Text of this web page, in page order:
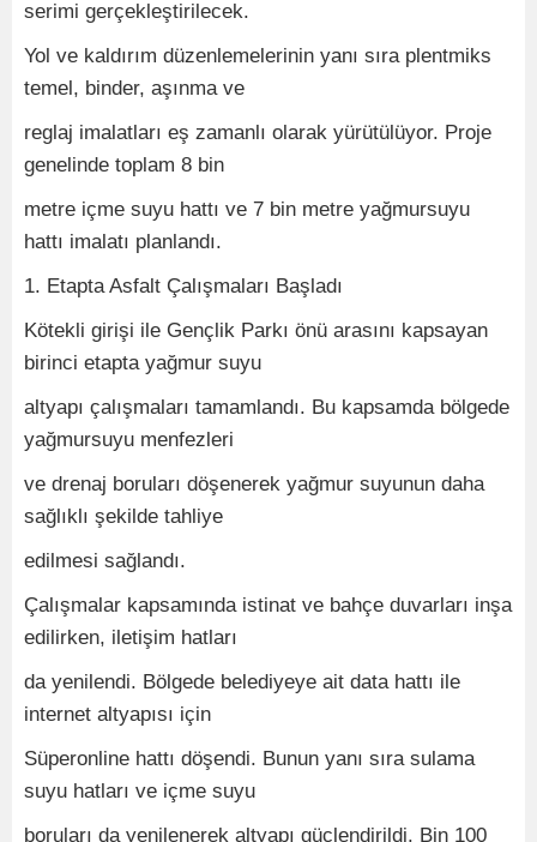
serimi gerçekleştirilecek.
Yol ve kaldırım düzenlemelerinin yanı sıra plentmiks
temel, binder, aşınma ve
reglaj imalatları eş zamanlı olarak yürütülüyor. Proje
genelinde toplam 8 bin
metre içme suyu hattı ve 7 bin metre yağmursuyu
hattı imalatı planlandı.
1. Etapta Asfalt Çalışmaları Başladı
Kötekli girişi ile Gençlik Parkı önü arasını kapsayan
birinci etapta yağmur suyu
altyapı çalışmaları tamamlandı. Bu kapsamda bölgede
yağmursuyu menfezleri
ve drenaj boruları döşenerek yağmur suyunun daha
sağlıklı şekilde tahliye
edilmesi sağlandı.
Çalışmalar kapsamında istinat ve bahçe duvarları inşa
edilirken, iletişim hatları
da yenilendi. Bölgede belediyeye ait data hattı ile
internet altyapısı için
Süperonline hattı döşendi. Bunun yanı sıra sulama
suyu hatları ve içme suyu
boruları da yenilenerek altyapı güçlendirildi. Bin 100